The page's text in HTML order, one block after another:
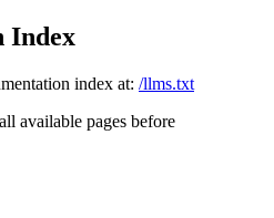
Index
index at: /llms.txt
available pages before